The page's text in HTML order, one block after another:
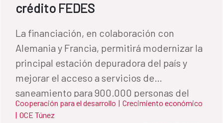
crédito FEDES
La financiación, en colaboración con
Alemania y Francia, permitirá modernizar la
principal estación depuradora del país y
mejorar el acceso a servicios de
saneamiento para 900.000 personas del
área metropolitana de Túnez.
Cooperación para el desarrollo | Crecimiento económico
| OCE Túnez